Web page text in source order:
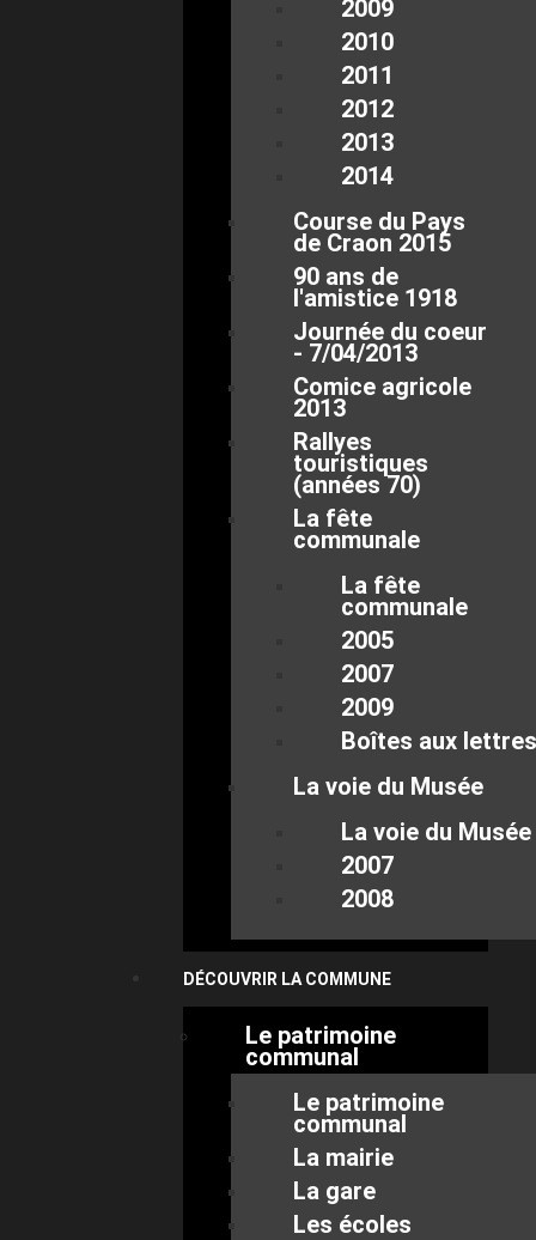
2009
2010
2011
2012
2013
2014
Course du Pays
de Craon 2015
90 ans de
l'amistice 1918
Journée du coeur
- 7/04/2013
Comice agricole
2013
Rallyes
touristiques
(années 70)
La fête
communale
La fête
communale
2005
2007
2009
Boîtes aux lettres
La voie du Musée
La voie du Musée
2007
2008
DÉCOUVRIR LA COMMUNE
Le patrimoine
communal
Le patrimoine
communal
La mairie
La gare
Les écoles